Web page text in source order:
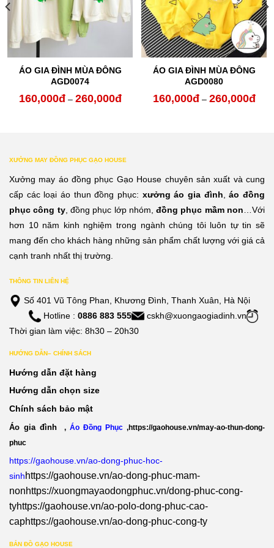
ÁO GIA ĐÌNH MÙA ĐÔNG
AGD0074
160,000đ – 260,000đKhoảng
260,000đ
ÁO GIA ĐÌNH MÙA ĐÔNG
AGD0080
160,000đ – 260,000đ
XƯỞNG MAY ĐỒNG PHỤC GẠO HOUSE
Xưởng may áo đồng phục Gạo House chuyên sản xuất và cung
cấp các loại áo thun đồng phục: xưởng áo gia đình ,áo đồng
phục công ty, đồng phục lớp nhóm,đồng phục mầm non …Với
hơn 10 năm kinh nghiệm trong ngành chúng tôi luôn tự tin sẽ
mang đến cho khách hàng những sản phẩm chất lượng với giá cả
cạnh tranh nhất thị trường.
THÔNG TIN LIÊN HỆ
Số 401 Vũ Tông Phan, Khương Đình, Thanh Xuân, Hà Nội
Hotline : 0886 883 555
cskh@xuongaogiadinh.vn
Thời gian làm việc: 8h30 – 20h30
HƯỚNG DẪN– CHÍNH SÁCH
Hướng dẫn đặt hàng
Hướng dẫn chọn size
Chính sách bảo mật
Áo gia đình , Áo Đồng Phục ,https://gaohouse.vn/may-ao-thun-dong-
phuc
https://gaohouse.vn/ao-dong-phuc-hoc-
sinhhttps://gaohouse.vn/ao-dong-phuc-mam-
nonhttps://xuongmayaodongphuc.vn/dong-phuc-cong-
tyhttps://gaohouse.vn/ao-polo-dong-phuc-cao-
caphttps://gaohouse.vn/ao-dong-phuc-cong-ty
BẢN ĐỒ GẠO HOUSE